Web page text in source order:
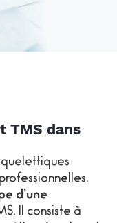
TMS dans
d’une
Il consiste à